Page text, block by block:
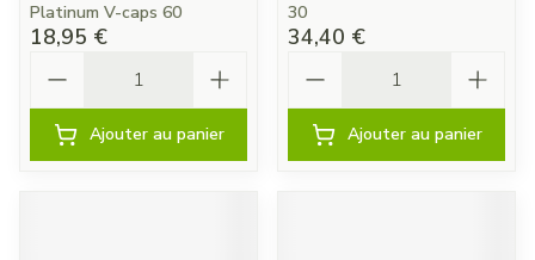
Platinum V-caps 60
18,95 €
Ajouter au panier
30
34,40 €
Ajouter au panier